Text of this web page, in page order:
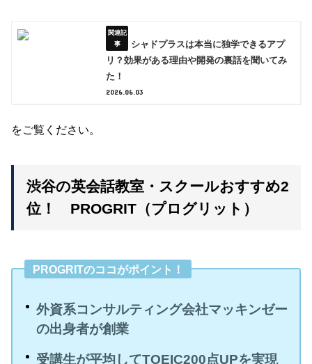
シャドプラスは本当に独学できるアプ
リ？効果がある理由や開発の裏話を聞いてみ
た！
2026.06.03
をご覧ください。
渋谷の英会話教室・スクールおすすめ2
位！ PROGRIT（プログリット）
PROGRITのココがポイント！
外資系コンサルティング会社マッキンゼー
の出身者が創業
受講生が平均してTOEIC200点UPを実現